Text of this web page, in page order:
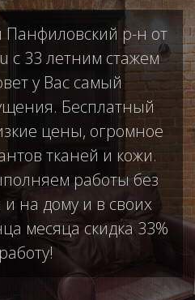
Панфиловский р-н от
с 33 летним стажем
у Вас самый
Бесплатный
цены, огромное
тканей и кожи.
работы без
и на дому и в своих
месяца скидка 33%